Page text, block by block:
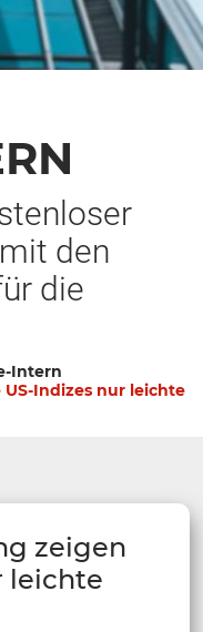
den
die
Intern
Indizes nur leichte
zeigen
leichte